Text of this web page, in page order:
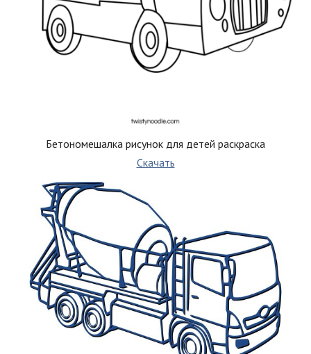
Бетономешалка рисунок для детей раскраска
Скачать